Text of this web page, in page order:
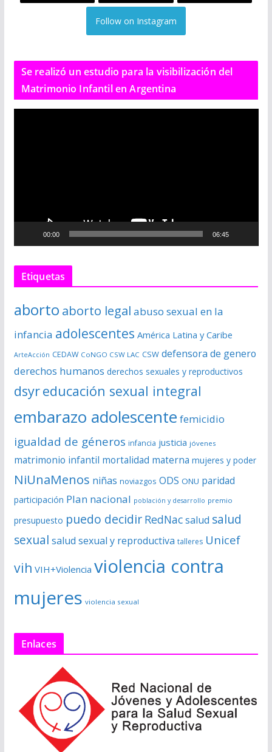
Follow on Instagram
Se realizó un estudio para la visibilización del
Matrimonio Infantil en Argentina
c
r
v
í
e
o
00:00 06:45
Etiquetas
aborto aborto legal abuso sexual en la
infancia adolescentes América Latina y Caribe
ArteAcción CEDAW CoNGO CSW LAC CSW defensora de genero
derechos humanos derechos sexuales y reproductivos
dsyreducación sexual integral
embarazo adolescente femicidio
igualdad de géneros infancia justicia jóvenes
matrimonio infantil mortalidad materna mujeres y poder
NiUnaMenos niñas noviazgos ODS ONU paridad
participación Plan nacional población y desarrollo premio
presupuesto puedo decidir RedNacsalud salud
sexual salud sexual y reproductiva talleres Unicef
vih VIH+Violencia violencia contra
mujeres violencia sexual
Enlaces